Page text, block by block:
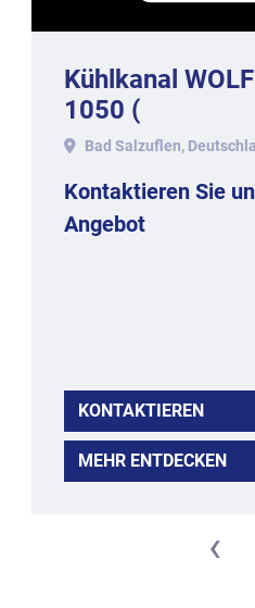
Kühlkanal
1050 (
Bad Salzuflen,
Kontaktieren Sie
Angebot
KONTAKTIEREN
MEHR ENTDECKEN
‹